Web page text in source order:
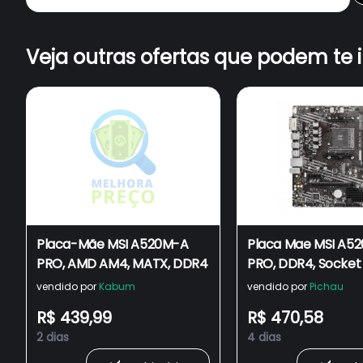
Veja outras ofertas que podem te
Placa-Mãe MSI A520M-A
PRO, AMD AM4, MATX, DDR4
vendido por Kabum
R$ 439,99
2 dias
Placa Mae MSI
PRO, DDR4,
ATX, Chipset AMD
vendido por Pichau
R$ 470,58
4 dias